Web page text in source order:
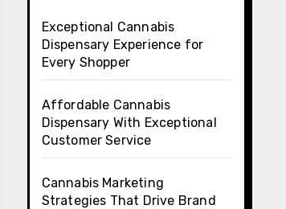
Exceptional Cannabis
Dispensary Experience for
Every Shopper
Affordable Cannabis
Dispensary With Exceptional
Customer Service
Cannabis Marketing
Strategies That Drive Brand